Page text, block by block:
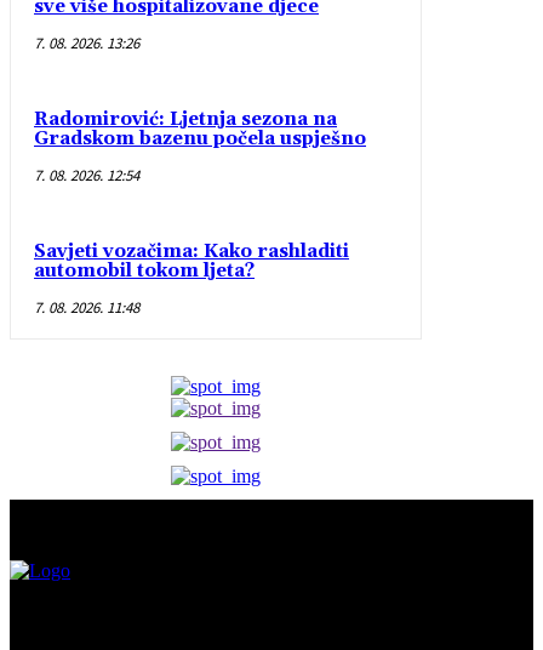
sve više hospitalizovane djece
7. 08. 2026. 13:26
Radomirović: Ljetnja sezona na
Gradskom bazenu počela uspješno
7. 08. 2026. 12:54
Savjeti vozačima: Kako rashladiti
automobil tokom ljeta?
7. 08. 2026. 11:48